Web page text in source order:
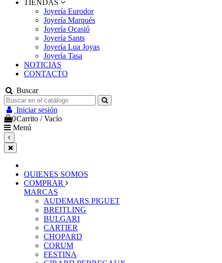
TIENDAS
Joyería Eurodor
Joyería Marqués
Joyería Ocasió
Joyería Sants
Joyería Lua Joyas
Joyería Tasa
NOTICIAS
CONTACTO
Buscar
Iniciar sesión
0Carrito /Vacío
Menú
QUIENES SOMOS
COMPRAR
MARCAS
AUDEMARS PIGUET
BREITLING
BULGARI
CARTIER
CHOPARD
CORUM
FESTINA